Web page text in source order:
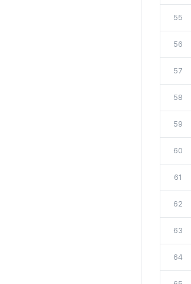
55
56
57
58
59
60
61
62
63
64